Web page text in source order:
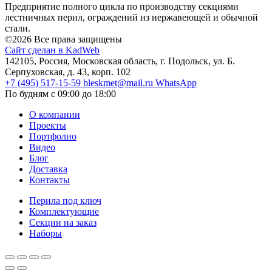
Предприятие полного цикла по производству секциями
лестничных перил, ограждений из нержавеющей и обычной
стали.
©2026 Все права защищены
Сайт сделан в KadWeb
142105, Россия, Московская область, г. Подольск, ул. Б.
Серпуховская, д. 43, корп. 102
+7 (495) 517-15-59 bleskmet@mail.ru WhatsApp
По будням с 09:00 до 18:00
О компании
Проекты
Портфолио
Видео
Блог
Доставка
Контакты
Перила под ключ
Комплектующие
Секции на заказ
Наборы